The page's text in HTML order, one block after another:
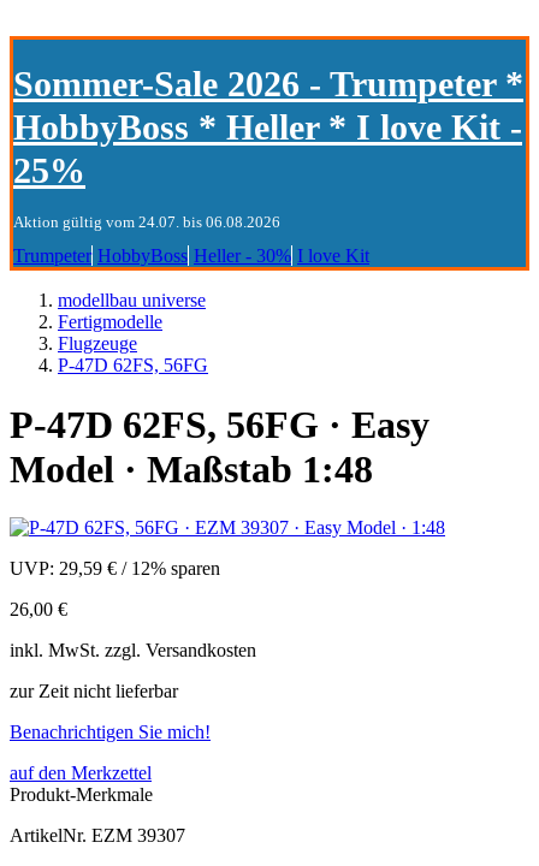
Sommer-Sale 2026 - Trumpeter *
HobbyBoss * Heller * I love Kit -
25%
Aktion gültig vom 24.07. bis 06.08.2026
Trumpeter HobbyBoss Heller - 30% I love Kit
modellbau universe
Fertigmodelle
Flugzeuge
P-47D 62FS, 56FG
P-47D 62FS, 56FG · Easy
Model · Maßstab 1:48
UVP: 29,59 € / 12% sparen
26,00 €
inkl. MwSt. zzgl. Versandkosten
zur Zeit nicht lieferbar
Benachrichtigen Sie mich!
auf den Merkzettel
Produkt-Merkmale
ArtikelNr. EZM 39307